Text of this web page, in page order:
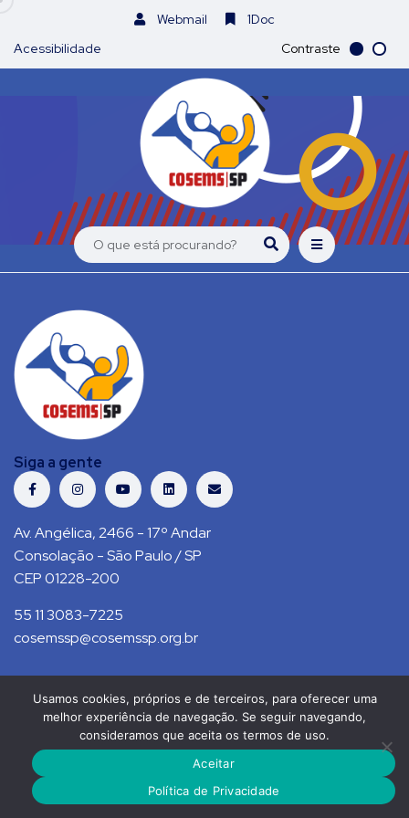
Webmail
1Doc
Acessibilidade
Contraste
Siga a gente
Av. Angélica, 2466 - 17º Andar
Consolação - São Paulo / SP
CEP 01228-200
55 11 3083-7225
cosemssp@cosemssp.org.br
Política de Privacidade Contato
COSEMS/SP © 2021. Todos direitos reservados.
RS Press
Usamos cookies, próprios e de terceiros, para oferecer uma
melhor experiência de navegação. Se seguir navegando,
consideramos que aceita os termos de uso.
Aceitar
Política de Privacidade